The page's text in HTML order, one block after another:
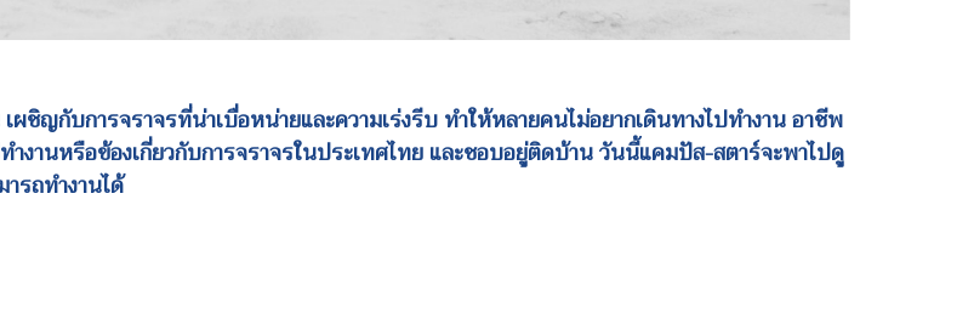
ญกับการจราจรที่น่าเบื่อหน่ายและความเร่งรีบ ทำให้หลายคนไม่อยากเดินทางไปทำงาน อาชีพ
านหรือข้องเกี่ยวกับการจราจรในประเทศไทย และชอบอยู่ติดบ้าน วันนี้แคมปัส-สตาร์จะพาไปดู
รถทำงานได้